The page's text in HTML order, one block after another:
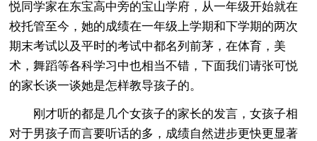
悦同学家在东宝高中旁的宝山学府，从一年级开始就在
校托管至今，她的成绩在一年级上学期和下学期的两次
期末考试以及平时的考试中都名列前茅，在体育，美
术，舞蹈等各科学习中也相当不错，下面我们请张可悦
的家长谈一谈她是怎样教导孩子的。
刚才听的都是几个女孩子的家长的发言，女孩子相
对于男孩子而言要听话的多，成绩自然进步更快更显著